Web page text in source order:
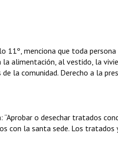
11º, menciona que toda
alimentación, al vestido, la
la comunidad. Derecho a la
o desechar tratados
con la santa sede. Los tratados